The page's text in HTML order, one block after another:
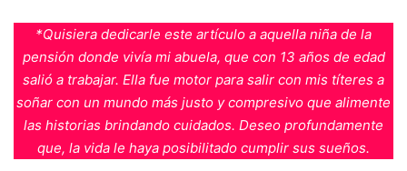
*Quisiera dedicarle este artículo a aquella niña de la
pensión donde vivía mi abuela, que con 13 años de edad
salió a trabajar. Ella fue motor para salir con mis títeres a
soñar con un mundo más justo y compresivo que alimente
las historias brindando cuidados. Deseo profundamente
que, la vida le haya posibilitado cumplir sus sueños.